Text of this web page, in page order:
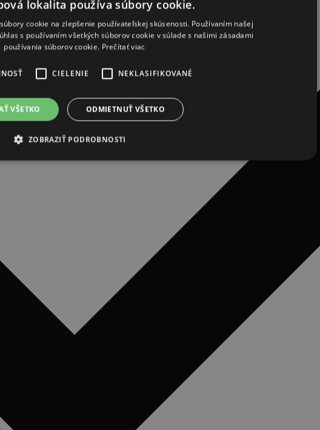
lokalita používa súbory cookie.
cookie na zlepšenie používateľskej skúsenosti. Používaním našej
s používaním všetkých súborov cookie v súlade s našimi zásadami
používania súborov cookie. Prečítať viac
CIELENIE NEKLASIFIKOVANÉ
VŠETKO ODMIETNUŤ VŠETKO
ZOBRAZIŤ PODROBNOSTI